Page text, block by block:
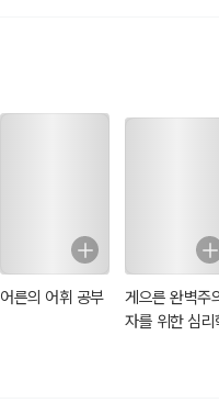
어른의 어휘 공부
게으른 완벽주
자를 위한 심리